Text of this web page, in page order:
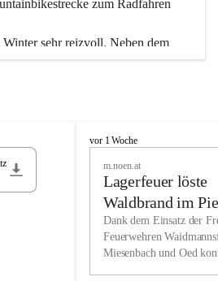
zum Radfahren
sehr reizvoll. Neben dem
auf dem nahe gelegenen Unterberg
die zum Schifahren oder
Kulturvereine.
dass Sie in Miesenbach sowie
Gaststätten und urigen
als lebens- und liebenswerten Ort.
werden ebenso groß geschrieben
M
h
vor 1 Woche
m.noen.at
Lagerfeuer löste
Waldbrand im
aus
Dank dem Einsatz der
Feuerwehren
Miesenbach und Oed